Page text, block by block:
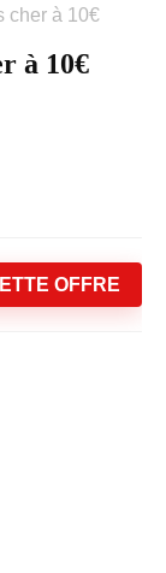
cher à 10€
à 10€
OFFRE